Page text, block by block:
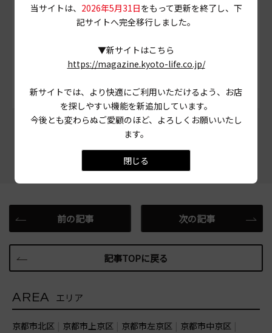
事前に確認の上ご利用ください。
# 自家製パン # 天然酵母
この記事をシェアする
前の記事
記事TOPに戻る
次の記事
AREA エリア
京都市北区 京都市上京区 京都市左京区
京都市中京区
当サイトは、 2026年5月31日をもって更新を終了し、下
記サイトへ完全移行しました。
▼新サイトはこちら
https://magazine.kyoto-life.co.jp/
新サイトでは、より快適にご利用いただけるよう、お店
を探しやすい機能を新追加しています。
今後とも変わらぬご愛顧のほど、よろしくお願いいたし
ます。
閉じる